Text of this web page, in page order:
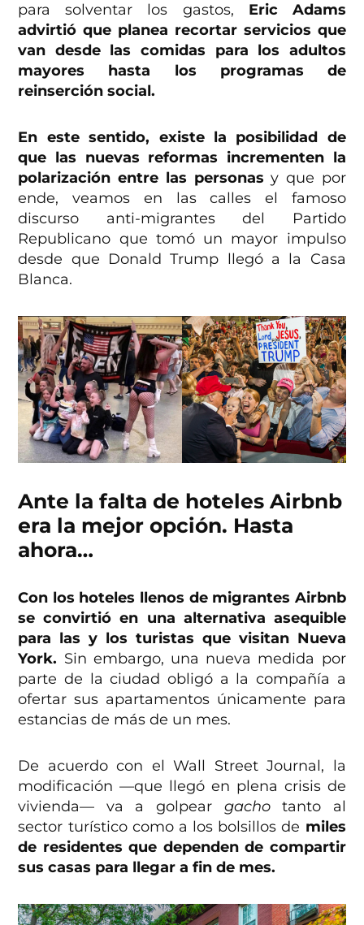
para solventar los gastos, Eric Adams
advirtió que planea recortar servicios que
van desde las comidas para los adultos
mayores hasta los programas de
reinserción social.
En este sentido, existe la posibilidad de
que las nuevas reformas incrementen la
polarización entre las personas y que por
ende, veamos en las calles el famoso
discurso anti-migrantes del Partido
Republicano que tomó un mayor impulso
desde que Donald Trump llegó a la Casa
Blanca.
Ante la falta de hoteles Airbnb
era la mejor opción. Hasta
ahora…
Con los hoteles llenos de migrantes Airbnb
se convirtió en una alternativa asequible
para las y los turistas que visitan Nueva
York. Sin embargo, una nueva medida por
parte de la ciudad obligó a la compañía a
ofertar sus apartamentos únicamente para
estancias de más de un mes.
De acuerdo con el Wall Street Journal, la
modificación —que llegó en plena crisis de
vivienda— va a golpear gachotanto al
sector turístico como a los bolsillos de miles
de residentes que dependen de compartir
sus casas para llegar a fin de mes.